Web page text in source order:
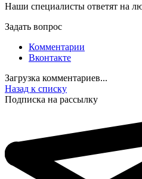
Наши специалисты ответят на
Задать вопрос
Комментарии
Вконтакте
Загрузка комментариев...
Назад к списку
Подписка на рассылку